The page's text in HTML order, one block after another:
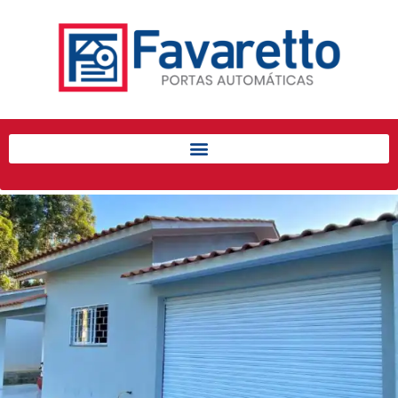
Início
Produtos
Porta de Enrolar Automática
Automatizadores
Acessórios Para Portas de
Enrolar
Pintura eletrostática
Portfólio
Contato